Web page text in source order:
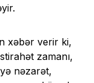
xəbər verir ki,
zamanı,
nəzarət,